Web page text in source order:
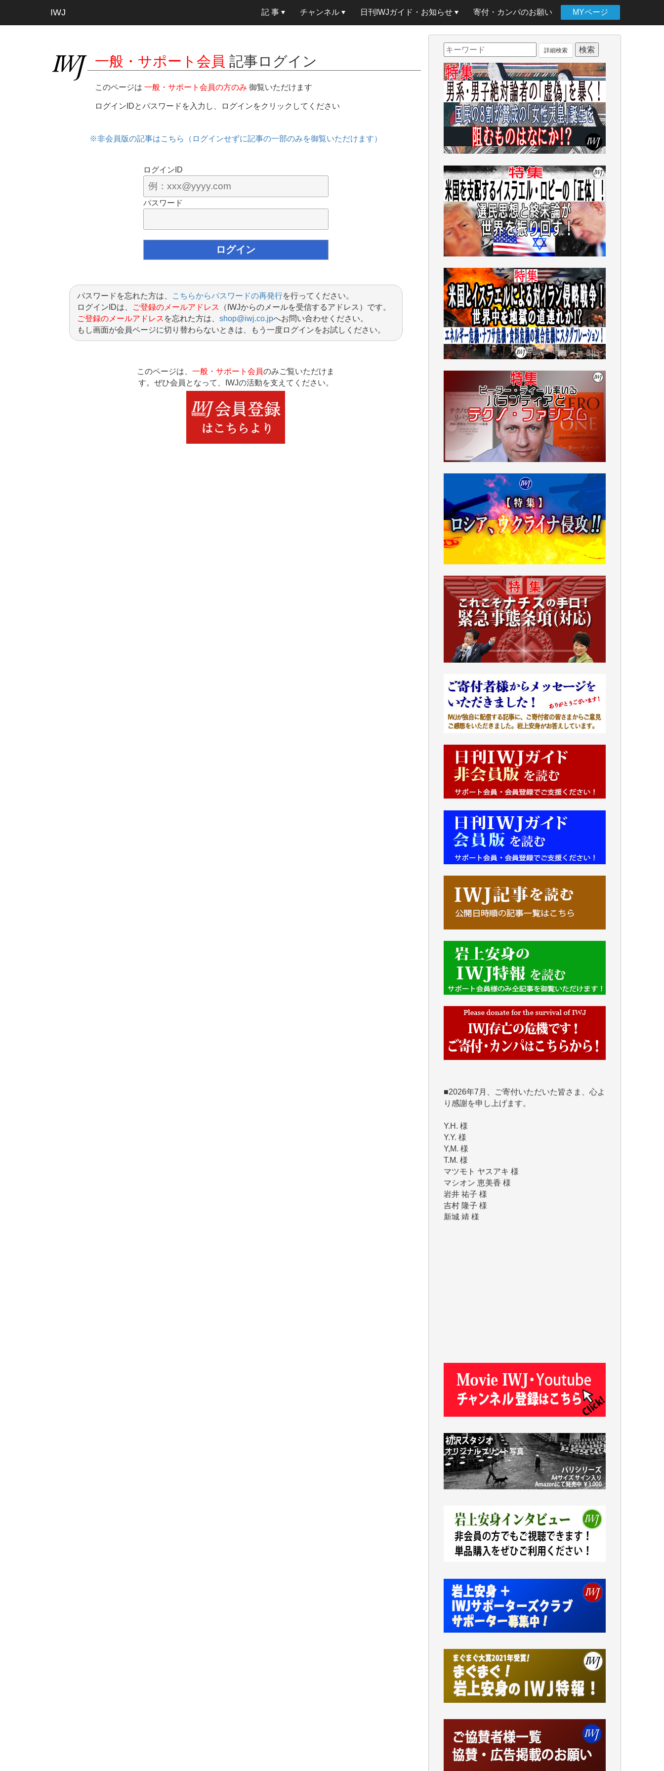
IWJ 記 事 チャンネル 日刊IWJガイド・お知らせ 寄付・カンパのお願い MYページ
一般・サポート会員 記事ログイン
このページは 一般・サポート会員の方のみ 御覧いただけます
ログインIDとパスワードを入力し、ログインをクリックしてください
※非会員版の記事はこちら（ログインせずに記事の一部のみを御覧いただけます）
ログインID
パスワード
パスワードを忘れた方は、 こちらからパスワードの再発行を行ってください。
ログインIDは、
ご登録のメールアドレス （IWJからのメールを受信するアドレス）です。
ご登録のメールアドレス を忘れた方は、 shop@iwj.co.jpへお問い合わせください。
もし画面が会員ページに切り替わらないときは、もう一度ログインをお試しください。
このページは、 一般・サポート会員のみご覧いただけま
す。ぜひ会員となって、IWJの活動を支えてください。
詳細検索
■■■■■■
より、たくさんの応援のメッセージが届いて
います。感謝を込めて、その一部をここにご
紹介いたします。
■■■■■■
Y.H. 様
Y,M. 様
T.M. 様
マツモト ヤスアキ 様
マシオン 恵美香 様
岩井 祐子 様
吉村 隆子 様
新城 靖 様
青木 要 様
T.Y. 様
吉住俊昭 様
金 盛起 様
井出 隆太 様
及川昭男 様
岩井祐子 様
藤田英之 様
藤岡比左志 様
井出 隆太 様
アオキカナメ 様
諸般の事情によりIWJ会費払えず今は非会員
です。市民側に立つ講演会にIWJのカメラマ
お役立てください。（H.O.様）
今日、僅かですがカンパしました。（T.M.
様）
機を乗り切るには到底及ばない額ですが病気
の妻を抱えている私にとっては精一杯のカン
パです。
かねてよりIWJが発してきた膨大な取材記事
や解説記事、そして各界の方々とのインタビ
産だと思っています。
Windows7の頃はIWJの動画もRealPlayerで録
画できて、かなりの動画をDVDに焼きこんで
保存していました。
しかし、それが出来なくなって以降はExcelな